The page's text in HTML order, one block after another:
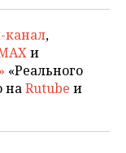
канал,
и
«Реального
наRutube и